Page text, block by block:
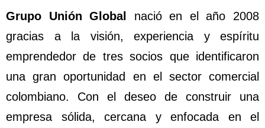
Grupo Unión Global
nació en el año 2008
gracias a la visión, experiencia y espíritu
emprendedor de tres socios que identificaron
una gran oportunidad en el sector comercial
colombiano. Con el deseo de construir una
empresa sólida, cercana y enfocada en el